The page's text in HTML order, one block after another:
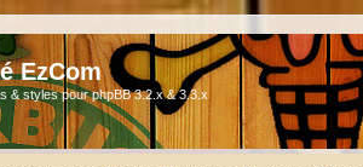
EzCom
& styles pour phpBB 3.2.x & 3.3.x